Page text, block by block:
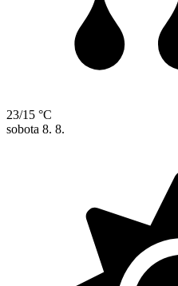
23/15 °C
sobota 8. 8.